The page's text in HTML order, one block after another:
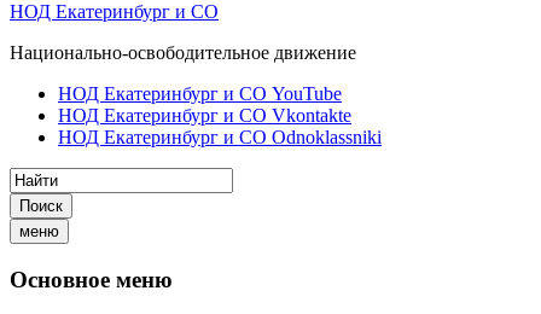
НОД Екатеринбург и СО
Национально-освободительное движение
НОД Екатеринбург и СО YouTube
НОД Екатеринбург и СО Vkontakte
НОД Екатеринбург и СО Odnoklassniki
Поиск
меню
Основное меню